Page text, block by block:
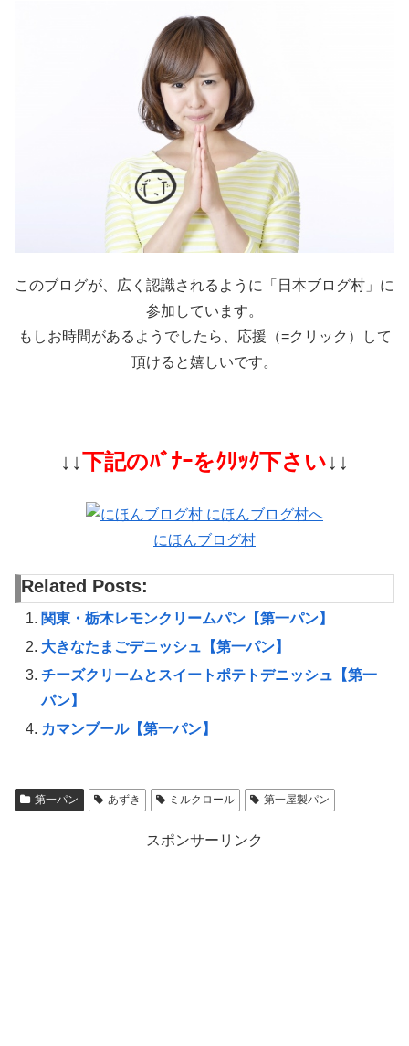
このブログが、広く認識されるように「日本ブログ村」に
参加しています。
もしお時間があるようでしたら、応援（=クリック）して
頂けると嬉しいです。
↓↓下記のﾊﾞﾅｰをｸﾘｯｸ下さい↓↓
にほんブログ村
Related Posts:
関東・栃木レモンクリームパン【第一パン】
大きなたまごデニッシュ【第一パン】
チーズクリームとスイートポテトデニッシュ【第一
パン】
カマンブール【第一パン】
第一パン あずき ミルクロール 第一屋製パン
スポンサーリンク